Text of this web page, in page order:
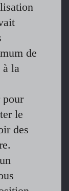
de
à la
pour
le
des